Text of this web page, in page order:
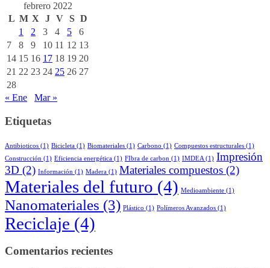
febrero 2022
L M X J V S D
1
2 3 4 5
6
7
8 9 10 11 12 13
14 15 16 17 18 19 20
21 22 23 24 25 26 27
28
« Ene
Mar »
Etiquetas
Antibioticos (1) Bicicleta (1) Biomateriales (1) Carbono (1) Compuestos estructurales (1)
Construcción (1) Eficiencia energética (1) FIbra de carbon (1) IMDEA (1) Impresión
3D (2) Información (1) Madera (1) Materiales compuestos (2)
Materiales del futuro (4) Medioambiente (1)
Nanomateriales (3) Plástico (1) Polímeros Avanzados (1)
Reciclaje (4)
Comentarios recientes